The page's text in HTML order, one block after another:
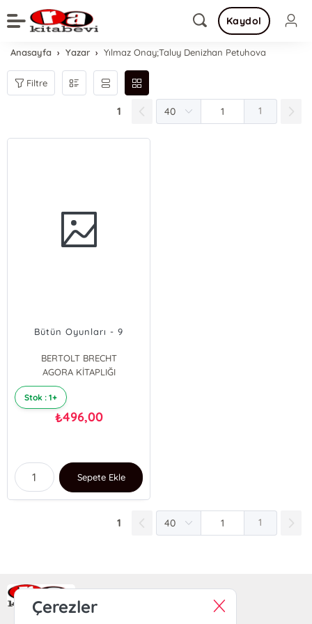
Kaydol
Anasayfa Yazar Yılmaz Onay;Taluy Denizhan Petuhova
Filtre
1 1
Bütün Oyunları - 9
BERTOLT BRECHT
AGORA KİTAPLIĞI
Stok : 1+
₺496,00
Sepete Ekle
1 1
Ra Yayın Kitabevi
Çerezler